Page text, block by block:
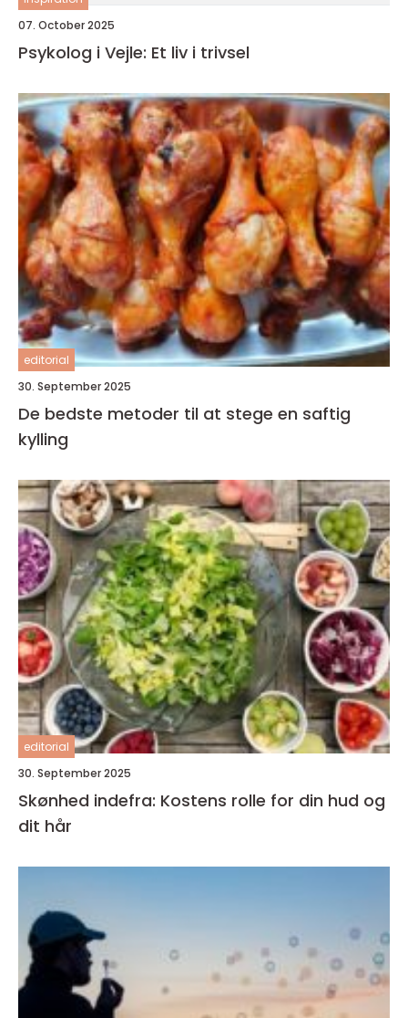
07. October 2025
Psykolog i Vejle: Et liv i trivsel
editorial
30. September 2025
De bedste metoder til at stege en saftig
kylling
editorial
30. September 2025
Skønhed indefra: Kostens rolle for din hud og
dit hår